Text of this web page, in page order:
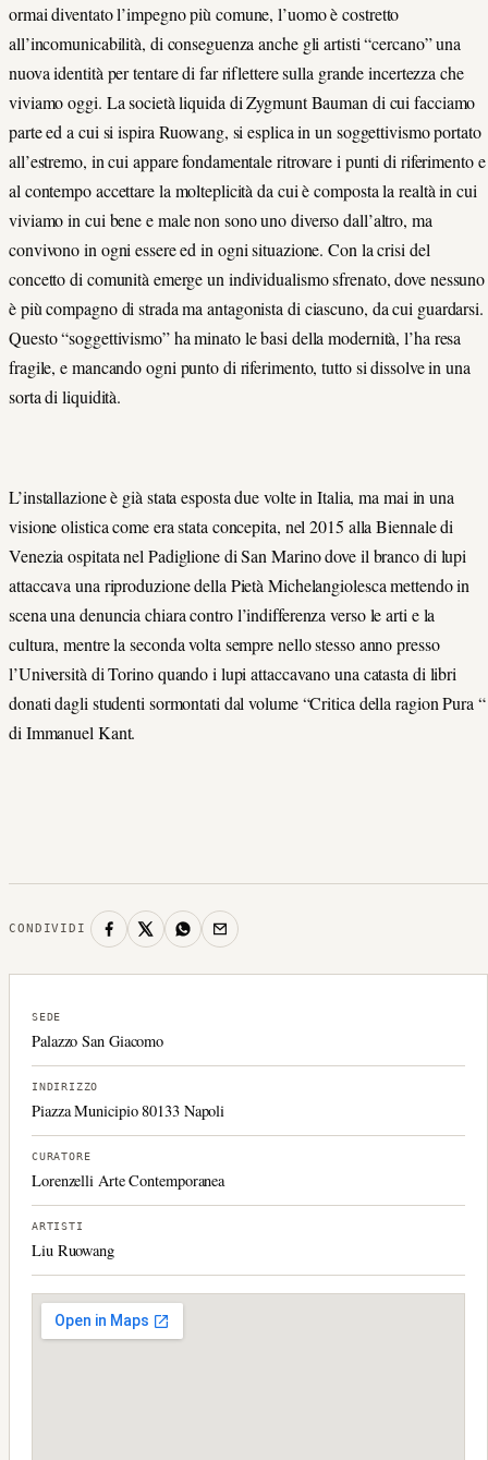
ormai diventato l’impegno più comune, l’uomo è costretto
all’incomunicabilità, di conseguenza anche gli artisti “cercano” una
nuova identità per tentare di far riflettere sulla grande incertezza che
viviamo oggi. La società liquida di Zygmunt Bauman di cui facciamo
parte ed a cui si ispira Ruowang, si esplica in un soggettivismo portato
all’estremo, in cui appare fondamentale ritrovare i punti di riferimento e
al contempo accettare la molteplicità da cui è composta la realtà in cui
viviamo in cui bene e male non sono uno diverso dall’altro, ma
convivono in ogni essere ed in ogni situazione. Con la crisi del
concetto di comunità emerge un individualismo sfrenato, dove nessuno
è più compagno di strada ma antagonista di ciascuno, da cui guardarsi.
Questo “soggettivismo” ha minato le basi della modernità, l’ha resa
fragile, e mancando ogni punto di riferimento, tutto si dissolve in una
sorta di liquidità.
L’installazione è già stata esposta due volte in Italia, ma mai in una
visione olistica come era stata concepita, nel 2015 alla Biennale di
Venezia ospitata nel Padiglione di San Marino dove il branco di lupi
attaccava una riproduzione della Pietà Michelangiolesca mettendo in
scena una denuncia chiara contro l’indifferenza verso le arti e la
cultura, mentre la seconda volta sempre nello stesso anno presso
l’Università di Torino quando i lupi attaccavano una catasta di libri
donati dagli studenti sormontati dal volume “Critica della ragion Pura “
di Immanuel Kant.
CONDIVIDI
SEDE
Palazzo San Giacomo
INDIRIZZO
Piazza Municipio 80133 Napoli
CURATORE
Lorenzelli Arte Contemporanea
ARTISTI
Liu Ruowang